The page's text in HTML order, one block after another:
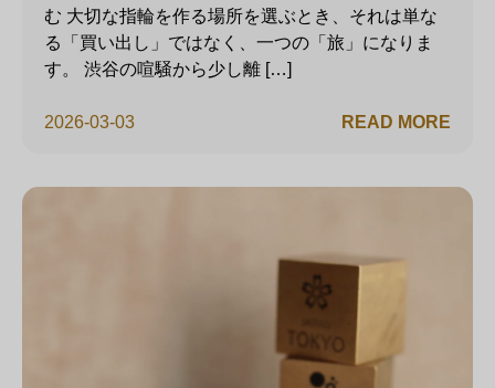
2026-03-03
む 大切な指輪を作る場所を選ぶとき、それは単な
る「買い出し」ではなく、一つの「旅」になりま
す。 渋谷の喧騒から少し離 […]
READ MORE